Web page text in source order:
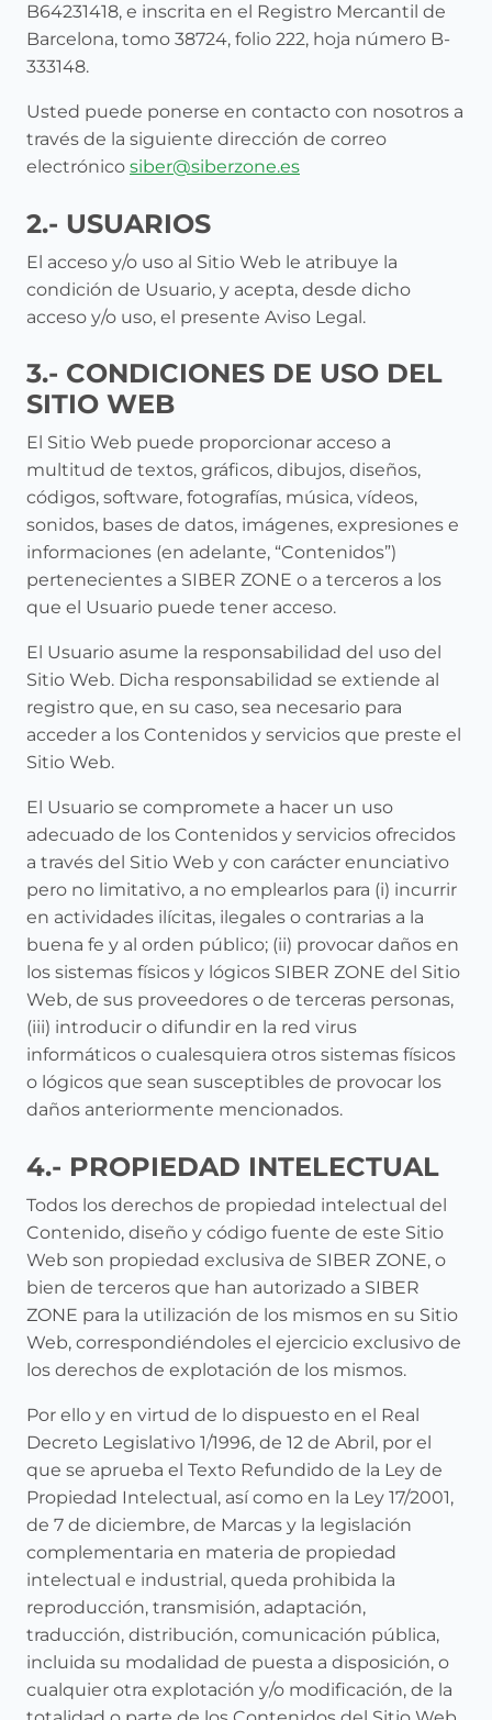
B64231418, e inscrita en el Registro Mercantil de
Barcelona, tomo 38724, folio 222, hoja número B-
333148.
Usted puede ponerse en contacto con nosotros a
través de la siguiente dirección de correo
electrónico siber@siberzone.es
2.- USUARIOS
El acceso y/o uso al Sitio Web le atribuye la
condición de Usuario, y acepta, desde dicho
acceso y/o uso, el presente Aviso Legal.
3.- CONDICIONES DE USO DEL
SITIO WEB
El Sitio Web puede proporcionar acceso a
multitud de textos, gráficos, dibujos, diseños,
códigos, software, fotografías, música, vídeos,
sonidos, bases de datos, imágenes, expresiones e
informaciones (en adelante, “Contenidos”)
pertenecientes a SIBER ZONE o a terceros a los
que el Usuario puede tener acceso.
El Usuario asume la responsabilidad del uso del
Sitio Web. Dicha responsabilidad se extiende al
registro que, en su caso, sea necesario para
acceder a los Contenidos y servicios que preste el
Sitio Web.
El Usuario se compromete a hacer un uso
adecuado de los Contenidos y servicios ofrecidos
a través del Sitio Web y con carácter enunciativo
pero no limitativo, a no emplearlos para (i) incurrir
en actividades ilícitas, ilegales o contrarias a la
buena fe y al orden público; (ii) provocar daños en
los sistemas físicos y lógicos SIBER ZONE del Sitio
Web, de sus proveedores o de terceras personas,
(iii) introducir o difundir en la red virus
informáticos o cualesquiera otros sistemas físicos
o lógicos que sean susceptibles de provocar los
daños anteriormente mencionados.
4.- PROPIEDAD INTELECTUAL
Todos los derechos de propiedad intelectual del
Contenido, diseño y código fuente de este Sitio
Web son propiedad exclusiva de SIBER ZONE, o
bien de terceros que han autorizado a SIBER
ZONE para la utilización de los mismos en su Sitio
Web, correspondiéndoles el ejercicio exclusivo de
los derechos de explotación de los mismos.
Por ello y en virtud de lo dispuesto en el Real
Decreto Legislativo 1/1996, de 12 de Abril, por el
que se aprueba el Texto Refundido de la Ley de
Propiedad Intelectual, así como en la Ley 17/2001,
de 7 de diciembre, de Marcas y la legislación
complementaria en materia de propiedad
intelectual e industrial, queda prohibida la
reproducción, transmisión, adaptación,
traducción, distribución, comunicación pública,
incluida su modalidad de puesta a disposición, o
cualquier otra explotación y/o modificación, de la